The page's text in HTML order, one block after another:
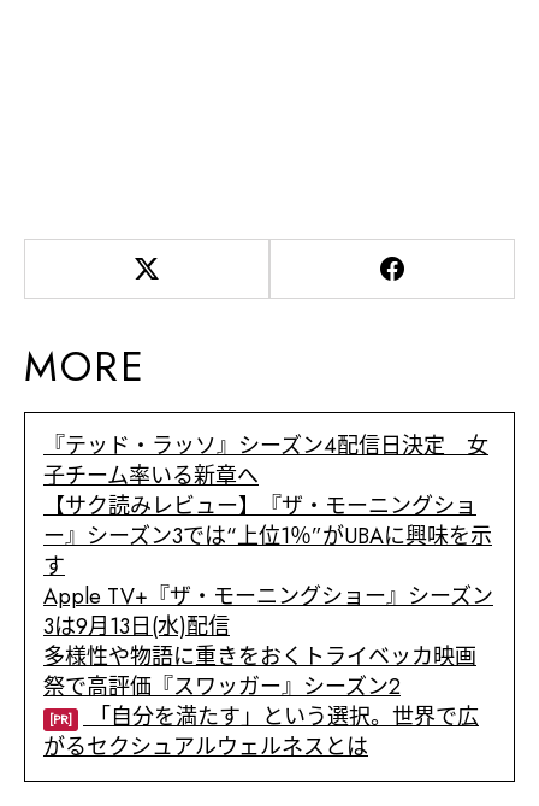
MORE
『テッド・ラッソ』シーズン4配信日決定 女
子チーム率いる新章へ
【サク読みレビュー】『ザ・モーニングショ
ー』シーズン3では“上位1％”がUBAに興味を示
す
Apple TV+『ザ・モーニングショー』シーズン
3は9月13日(水)配信
多様性や物語に重きをおくトライベッカ映画
祭で高評価『スワッガー』シーズン2
[PR] 「自分を満たす」という選択。世界で広
がるセクシュアルウェルネスとは